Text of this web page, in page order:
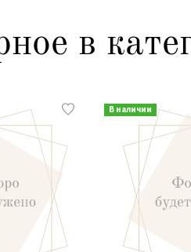
в
В наличии